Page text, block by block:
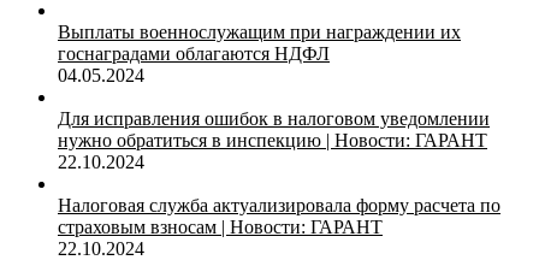
Выплаты военнослужащим при награждении их
госнаградами облагаются НДФЛ
04.05.2024
Для исправления ошибок в налоговом уведомлении
нужно обратиться в инспекцию | Новости: ГАРАНТ
22.10.2024
Налоговая служба актуализировала форму расчета по
страховым взносам | Новости: ГАРАНТ
22.10.2024